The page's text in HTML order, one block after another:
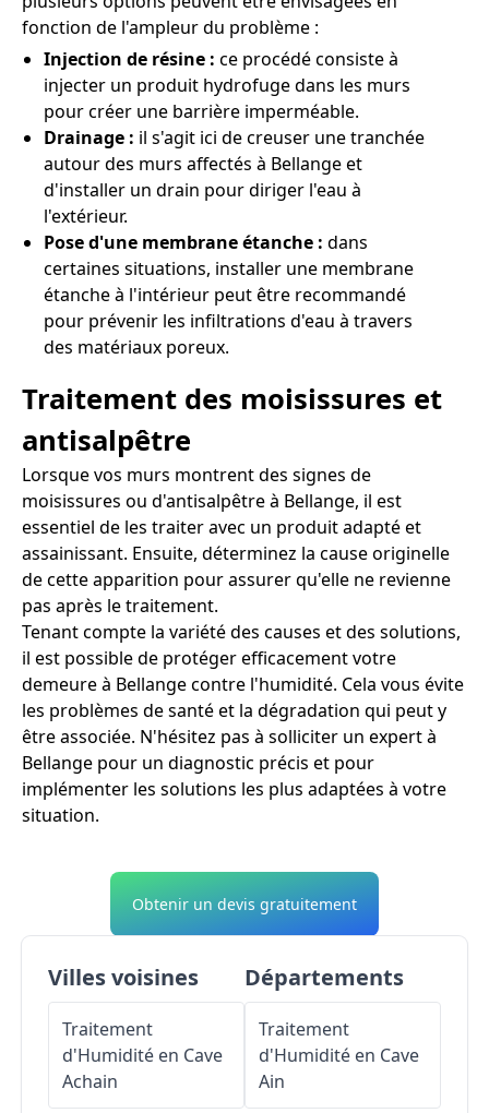
fonction de l'ampleur du problème :
Injection de résine : ce procédé consiste à
injecter un produit hydrofuge dans les murs
pour créer une barrière imperméable.
Drainage : il s'agit ici de creuser une tranchée
autour des murs affectés à Bellange et
d'installer un drain pour diriger l'eau à
l'extérieur.
Pose d'une membrane étanche : dans
certaines situations, installer une membrane
étanche à l'intérieur peut être recommandé
pour prévenir les infiltrations d'eau à travers
des matériaux poreux.
Traitement des moisissures et
antisalpêtre
Lorsque vos murs montrent des signes de
moisissures ou d'antisalpêtre à Bellange, il est
essentiel de les traiter avec un produit adapté et
assainissant. Ensuite, déterminez la cause originelle
de cette apparition pour assurer qu'elle ne revienne
pas après le traitement.
Tenant compte la variété des causes et des solutions,
il est possible de protéger efficacement votre
demeure à Bellange contre l'humidité. Cela vous évite
les problèmes de santé et la dégradation qui peut y
être associée. N'hésitez pas à solliciter un expert à
Bellange pour un diagnostic précis et pour
implémenter les solutions les plus adaptées à votre
situation.
Obtenir un devis gratuitement
Villes voisines
Traitement
d'Humidité en Cave
Achain
Départements
Traitement
d'Humidité en Cave
Ain